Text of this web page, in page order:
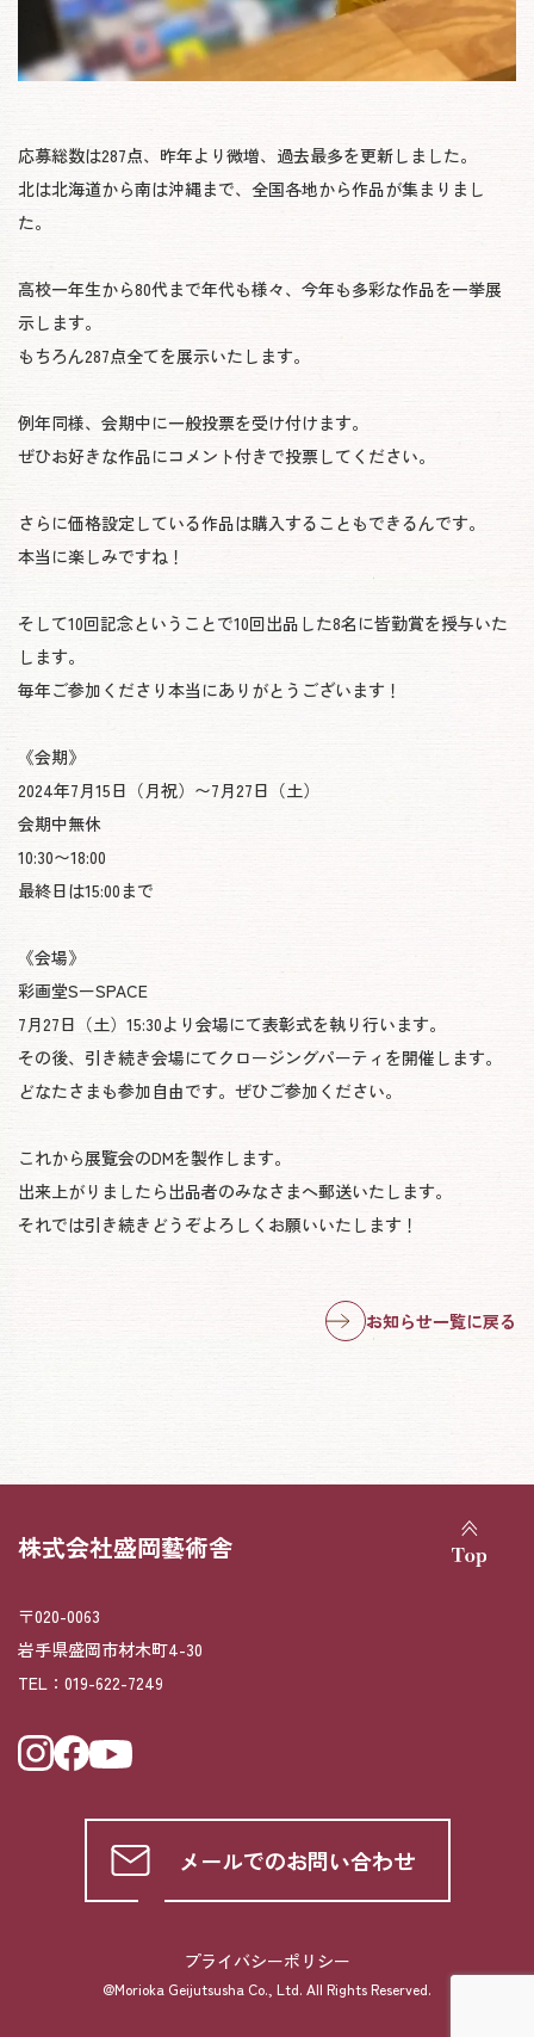
応募総数は287点、昨年より微増、過去最多を更新しました。
北は北海道から南は沖縄まで、全国各地から作品が集まりまし
た。
高校一年生から80代まで年代も様々、今年も多彩な作品を一挙展
示します。
もちろん287点全てを展示いたします。
例年同様、会期中に一般投票を受け付けます。
ぜひお好きな作品にコメント付きで投票してください。
さらに価格設定している作品は購入することもできるんです。
本当に楽しみですね！
そして10回記念ということで10回出品した8名に皆勤賞を授与いた
します。
毎年ご参加くださり本当にありがとうございます！
《会期》
2024年7月15日（月祝）〜7月27日（土）
会期中無休
10:30〜18:00
最終日は15:00まで
《会場》
彩画堂SーSPACE
7月27日（土）15:30より会場にて表彰式を執り行います。
その後、引き続き会場にてクロージングパーティを開催します。
どなたさまも参加自由です。ぜひご参加ください。
これから展覧会のDMを製作します。
出来上がりましたら出品者のみなさまへ郵送いたします。
それでは引き続きどうぞよろしくお願いいたします！
お知らせ一覧に戻る
株式会社盛岡藝術舎
〒020-0063
岩手県盛岡市材木町4-30
TEL： 019-622-7249
メールでのお問い合わせ
プライバシーポリシー
@Morioka Geijutsusha Co., Ltd. All Rights Reserved.